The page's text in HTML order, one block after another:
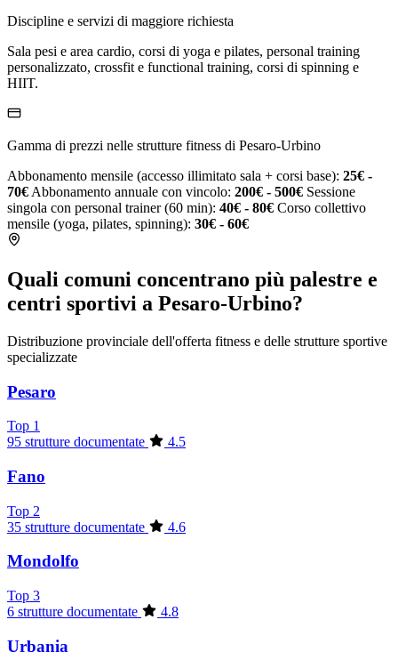
Discipline e servizi di maggiore richiesta
Sala pesi e area cardio, corsi di yoga e pilates, personal training
personalizzato, crossfit e functional training, corsi di spinning e
HIIT.
Gamma di prezzi nelle strutture fitness di Pesaro-Urbino
Abbonamento mensile (accesso illimitato sala + corsi base): 25€ -
70€ Abbonamento annuale con vincolo: 200€ - 500€ Sessione
singola con personal trainer (60 min): 40€ - 80€ Corso collettivo
mensile (yoga, pilates, spinning): 30€ - 60€
Quali comuni concentrano più palestre e
centri sportivi a Pesaro-Urbino?
Distribuzione provinciale dell'offerta fitness e delle strutture sportive
specializzate
Pesaro
Top 1
95 strutture documentate
4.5
Fano
Top 2
35 strutture documentate
4.6
Mondolfo
Top 3
6 strutture documentate
4.8
Urbania